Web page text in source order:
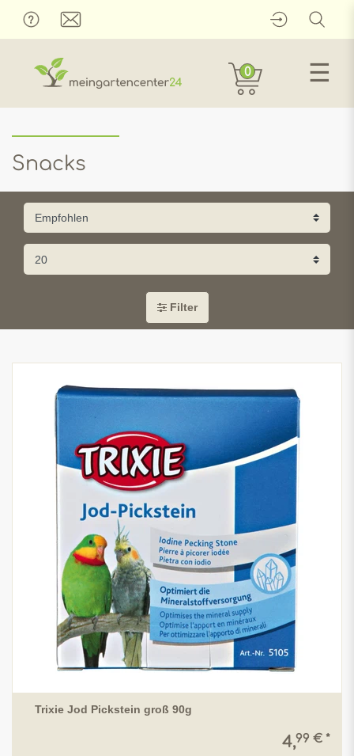
0 ☰
Snacks
Filter
Trixie Jod Pickstein groß 90g
4,99 € *